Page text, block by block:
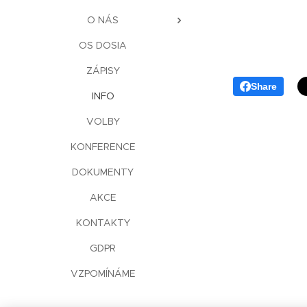
O NÁS
OS DOSIA
ZÁPISY
INFO
VOLBY
KONFERENCE
DOKUMENTY
AKCE
KONTAKTY
GDPR
VZPOMÍNÁME
Share